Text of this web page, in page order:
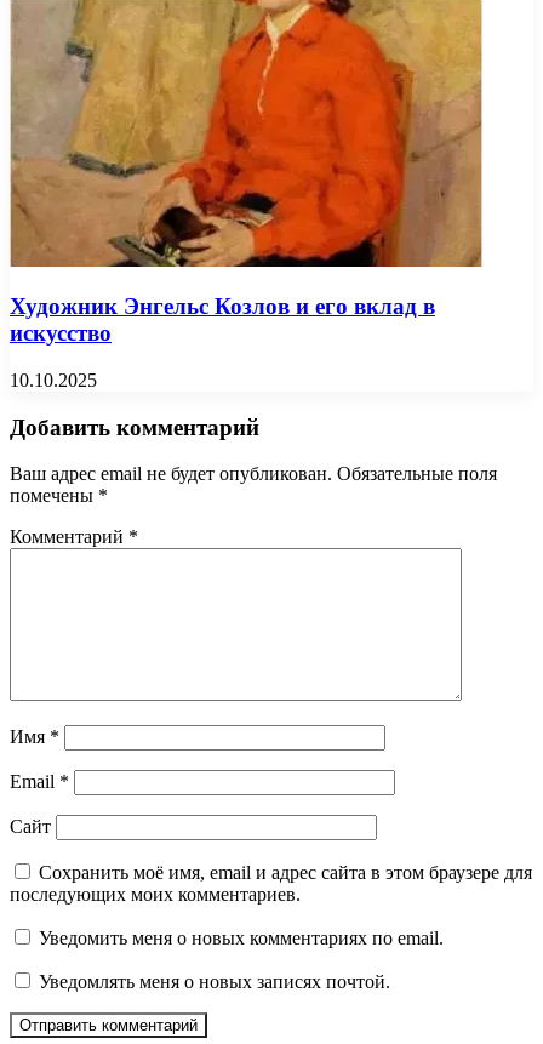
Художник Энгельс Козлов и его вклад в
искусство
10.10.2025
Добавить комментарий
Ваш адрес email не будет опубликован. Обязательные поля
помечены *
Комментарий *
Имя *
Email *
Сайт
Сохранить моё имя, email и адрес сайта в этом браузере для
последующих моих комментариев.
Уведомить меня о новых комментариях по email.
Уведомлять меня о новых записях почтой.